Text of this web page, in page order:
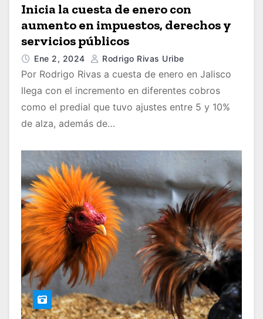
Inicia la cuesta de enero con
aumento en impuestos, derechos y
servicios públicos
Ene 2, 2024 Rodrigo Rivas Uribe
Por Rodrigo Rivas a cuesta de enero en Jalisco
llega con el incremento en diferentes cobros
como el predial que tuvo ajustes entre 5 y 10%
de alza, además de…